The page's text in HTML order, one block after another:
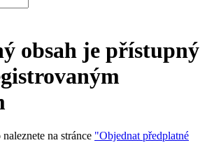
obsah je přístupný
na stránce "Objednat předplatné